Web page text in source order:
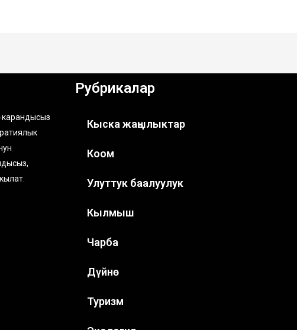
карандысыз
Рубрикалар
Кыска жаңылыктар
Коом
Улуттук баалуулук
Кылмыш
Чарба
Дүйнө
Туризм